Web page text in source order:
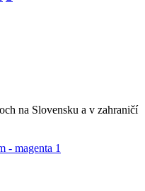
na Slovensku a v zahraničí
- magenta 1